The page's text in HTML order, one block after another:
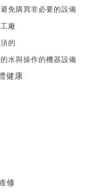
免購買非必要的設備
廠
的
水與操作的機器設備
健康
修